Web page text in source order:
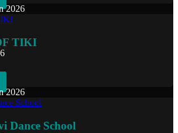
2026
TIKI
2026
Dance School